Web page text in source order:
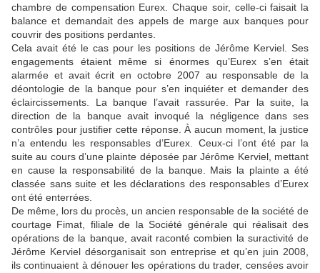
chambre de compensation Eurex. Chaque soir, celle-ci faisait la
balance et demandait des appels de marge aux banques pour
couvrir des positions perdantes.
Cela avait été le cas pour les positions de Jérôme Kerviel. Ses
engagements étaient même si énormes qu’Eurex s’en était
alarmée et avait écrit en octobre 2007 au responsable de la
déontologie de la banque pour s’en inquiéter et demander des
éclaircissements. La banque l’avait rassurée. Par la suite, la
direction de la banque avait invoqué la négligence dans ses
contrôles pour justifier cette réponse. À aucun moment, la justice
n’a entendu les responsables d’Eurex. Ceux-ci l’ont été par la
suite au cours d’une plainte déposée par Jérôme Kerviel, mettant
en cause la responsabilité de la banque. Mais la plainte a été
classée sans suite et les déclarations des responsables d’Eurex
ont été enterrées.
De même, lors du procès, un ancien responsable de la société de
courtage Fimat, filiale de la Société générale qui réalisait des
opérations de la banque, avait raconté combien la suractivité de
Jérôme Kerviel désorganisait son entreprise et qu’en juin 2008,
ils continuaient à dénouer les opérations du trader, censées avoir